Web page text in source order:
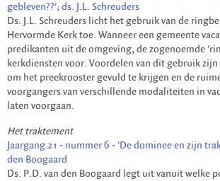
gebleven??'; ds. J.L. Schreuders
Ds. J.L. Schreuders licht het gebruik van de
Hervormde Kerk toe. Wanneer een gemeente
predikanten uit de omgeving, de zogenoemde
kerkdiensten voor. Voordelen van dit gebruik
om het preekrooster gevuld te krijgen en de
voorgangers van verschillende modaliteiten in
laten voorgaan.
Het traktement
Jaargang 21 - nummer 6 - 'De dominee en zijn
den Boogaard
Ds. P.D. van den Boogaard legt uit vanuit welke